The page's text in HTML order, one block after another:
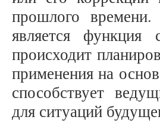
прошлого
является
происходит
применения на
способствует
для ситуаций